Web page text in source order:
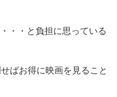
・・と負担に思っている
ばお得に映画を見ること